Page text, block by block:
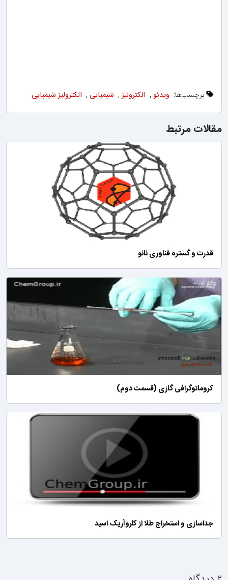
ویدئو,الکترولیز, شیمیایی, الکترولیز شیمیایی
فناوری نانو
گازی (قسمت دوم)
و استخراج طلا از کلروآریک اسید